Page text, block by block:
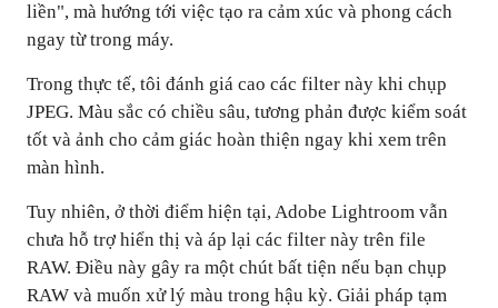
liền", mà hướng tới việc tạo ra cảm xúc và phong cách
ngay từ trong máy.
Trong thực tế, tôi đánh giá cao các filter này khi chụp
JPEG. Màu sắc có chiều sâu, tương phản được kiểm soát
tốt và ảnh cho cảm giác hoàn thiện ngay khi xem trên
màn hình.
Tuy nhiên, ở thời điểm hiện tại, Adobe Lightroom vẫn
chưa hỗ trợ hiển thị và áp lại các filter này trên file
RAW. Điều này gây ra một chút bất tiện nếu bạn chụp
RAW và muốn xử lý màu trong hậu kỳ. Giải pháp tạm